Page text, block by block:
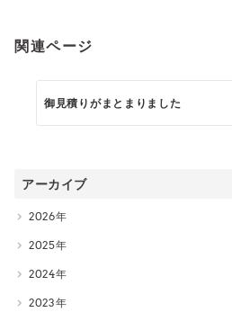
ン
関連ページ
御見積りがまとまりました
アーカイブ
2026
2025
2024
2023